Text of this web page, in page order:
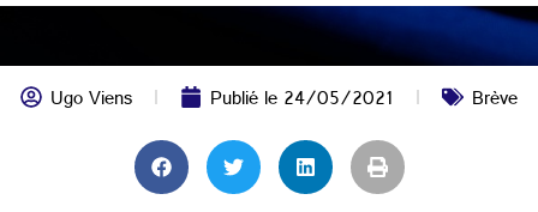
Ugo Viens Publié le24/05/2021 Brève